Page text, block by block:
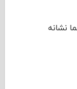
نشانه